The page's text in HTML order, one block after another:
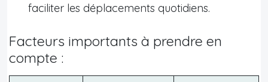
faciliter les déplacements quotidiens.
Facteurs importants à prendre en
compte :